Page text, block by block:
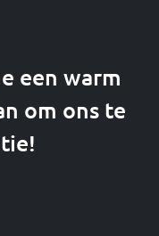
een warm
om ons te